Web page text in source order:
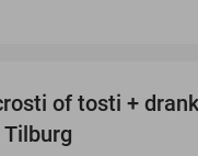
of tosti +